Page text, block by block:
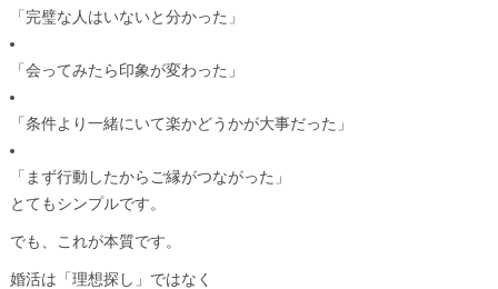
「完璧な人はいないと分かった」
「会ってみたら印象が変わった」
「条件より一緒にいて楽かどうかが大事だった」
「まず行動したからご縁がつながった」
とてもシンプルです。
でも、これが本質です。
婚活は「理想探し」ではなく